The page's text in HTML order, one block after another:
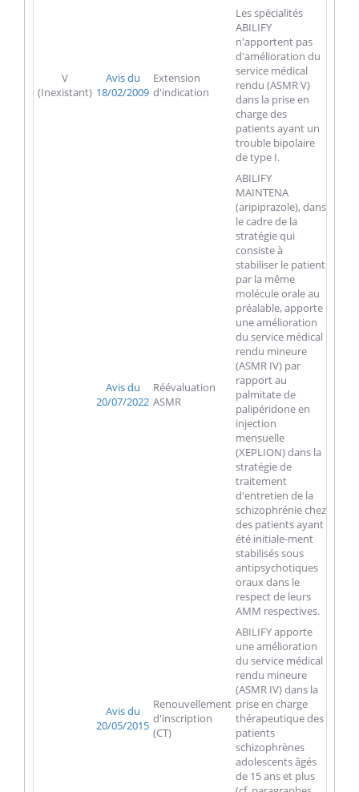
V
(Inexistant)
Avis du
18/02/2009
Extension
d'indication
Les spécialités
ABILIFY
n'apportent pas
d'amélioration du
service médical
rendu (ASMR V)
dans la prise en
charge des
patients ayant un
trouble bipolaire
de type I.
Avis du
20/07/2022
Réévaluation
ASMR
ABILIFY
MAINTENA
(aripiprazole), dans
le cadre de la
stratégie qui
consiste à
stabiliser le patient
par la même
molécule orale au
préalable, apporte
une amélioration
du service médical
rendu mineure
(ASMR IV) par
rapport au
palmitate de
palipéridone en
injection
mensuelle
(XEPLION) dans la
stratégie de
traitement
d'entretien de la
schizophrénie chez
des patients ayant
été initiale-ment
stabilisés sous
antipsychotiques
oraux dans le
respect de leurs
AMM respectives.
Avis du
20/05/2015
Renouvellement
d'inscription
(CT)
ABILIFY apporte
une amélioration
du service médical
rendu mineure
(ASMR IV) dans la
prise en charge
thérapeutique des
patients
schizophrènes
adolescents âgés
de 15 ans et plus